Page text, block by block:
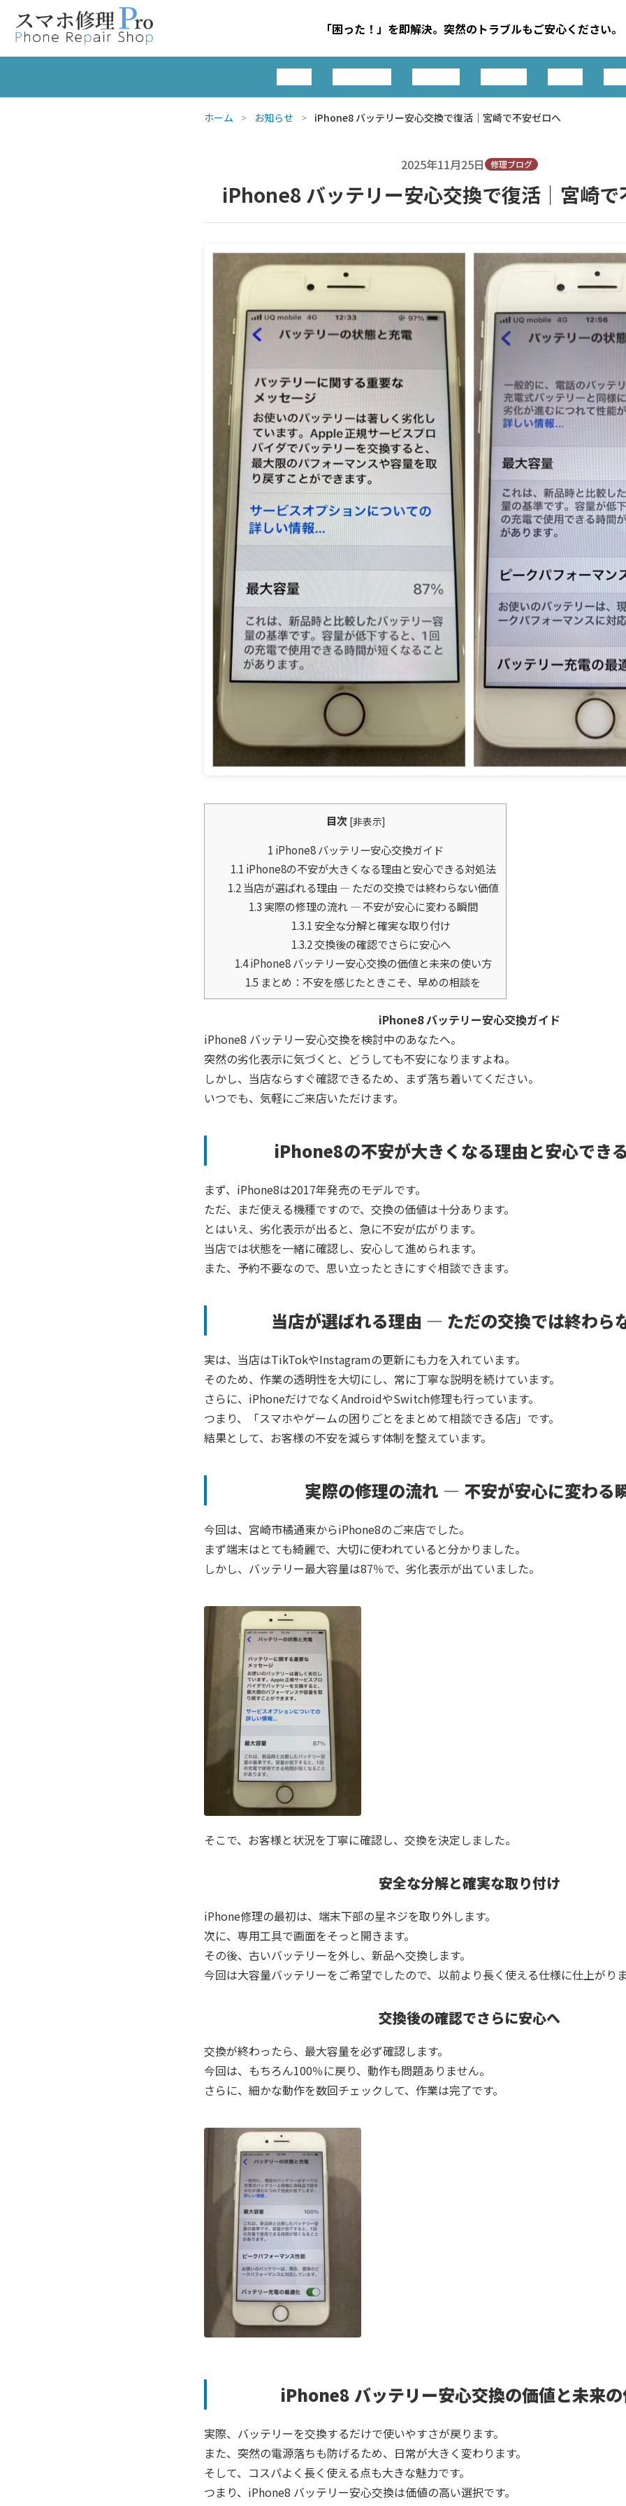
「困った！」を即解決。突然のトラブルもご安心ください。
ホーム > お知らせ > iPhone8 バッテリー安心交換で復活｜宮崎で不安ゼロへ
2025年11月25日 修理ブログ
iPhone8 バッテリー安心交換で復活｜宮崎で
目次 [非表示]
1 iPhone8 バッテリー安心交換ガイド
1.1 iPhone8の不安が大きくなる理由と安心できる対処法
1.2当店が選ばれる理由 ― ただの交換では終わらない価値
1.3 実際の修理の流れ ― 不安が安心に変わる瞬間
1.3.1 安全な分解と確実な取り付け
1.3.2交換後の確認でさらに安心へ
1.4iPhone8 バッテリー安心交換の価値と未来の使い方
1.5 まとめ：不安を感じたときこそ、早めの相談を
iPhone8 バッテリー安心交換ガイド
iPhone8 バッテリー安心交換を検討中のあなたへ。
突然の劣化表示に気づくと、どうしても不安になりますよね。
しかし、当店ならすぐ確認できるため、まず落ち着いてください。
いつでも、気軽にご来店いただけます。
iPhone8の不安が大きくなる理由と安心でき
まず、 iPhone8は2017年発売のモデルです。
ただ、まだ使える機種ですので、交換の価値は十分あります。
とはいえ、劣化表示が出ると、急に不安が広がります。
当店では状態を一緒に確認し、安心して進められます。
また、予約不要なので、思い立ったときにすぐ相談できます。
当店が選ばれる理由 ― ただの交換では終わら
実は、当店はTikTokやInstagramの更新にも力を入れています。
そのため、作業の透明性を大切にし、常に丁寧な説明を続けています。
さらに、iPhoneだけでなくAndroidやSwitch修理も行っています。
つまり、「スマホやゲームの困りごとをまとめて相談できる店」です。
結果として、お客様の不安を減らす体制を整えています。
実際の修理の流れ ― 不安が安心に変わる
今回は、宮崎市橘通東からiPhone8のご来店でした。
まず端末はとても綺麗で、大切に使われていると分かりました。
しかし、バッテリー最大容量は87％で、劣化表示が出ていました。
そこで、お客様と状況を丁寧に確認し、交換を決定しました。
安全な分解と確実な取り付け
iPhone修理の最初は、端末下部の星ネジを取り外します。
次に、専用工具で画面をそっと開きます。
その後、古いバッテリーを外し、新品へ交換します。
今回は大容量バッテリーをご希望でしたので、以前より長く使える仕様に仕上がり
交換後の確認でさらに安心へ
交換が終わったら、最大容量を必ず確認します。
今回は、もちろん100％に戻り、動作も問題ありません。
さらに、細かな動作を数回チェックして、作業は完了です。
iPhone8 バッテリー安心交換の価値と未来
実際、バッテリーを交換するだけで使いやすさが戻ります。
また、突然の電源落ちも防げるため、日常が大きく変わります。
そして、コスパよく長く使える点も大きな魅力です。
つまり、 iPhone8 バッテリー安心交換は価値の高い選択です。